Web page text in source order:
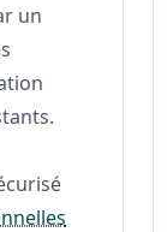
un